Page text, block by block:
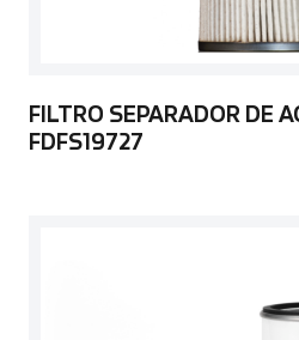
FILTRO SEPARADOR DE
FDFS19727